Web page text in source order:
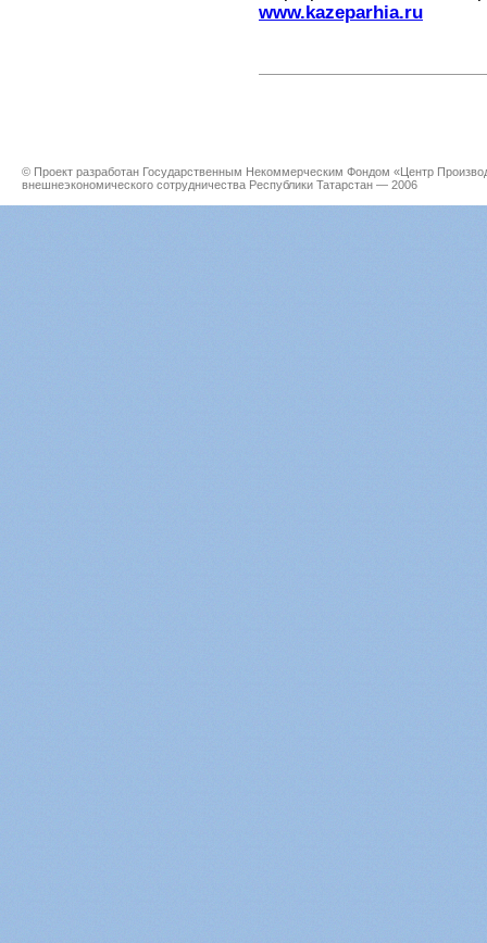
www.kazeparhia.ru
© Проект разработан Государственным Некоммерческим Фондом «Центр
внешнеэкономического сотрудничества Республики Татарстан — 2006